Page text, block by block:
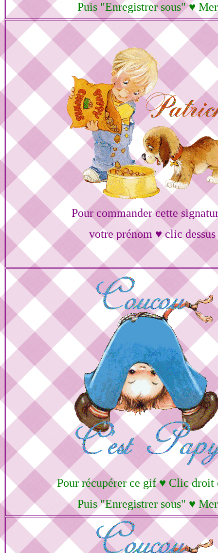
Puis "Enregistrer sous" ♥
Pour commander cette
votre prénom ♥ clic dessus
Pour récupérer ce gif ♥ Clic droit
Puis "Enregistrer sous" ♥